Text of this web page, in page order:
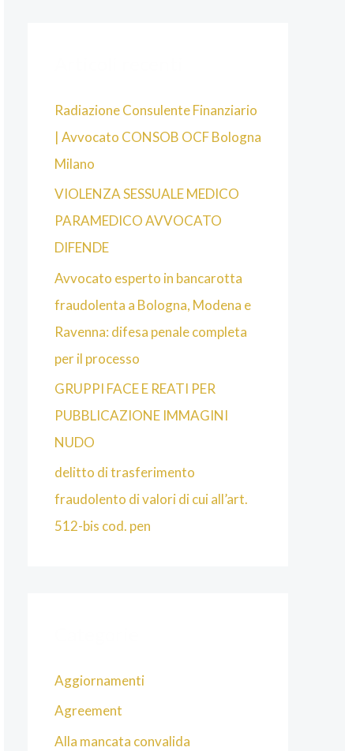
Radiazione Consulente Finanziario
| Avvocato CONSOB OCF Bologna
Milano
VIOLENZA SESSUALE MEDICO
PARAMEDICO AVVOCATO
DIFENDE
Avvocato esperto in bancarotta
fraudolenta a Bologna, Modena e
Ravenna: difesa penale completa
per il processo
GRUPPI FACE E REATI PER
PUBBLICAZIONE IMMAGINI
NUDO
delitto di trasferimento
fraudolento di valori di cui all’art.
512-bis cod. pen
Aggiornamenti
Agreement
Alla mancata convalida